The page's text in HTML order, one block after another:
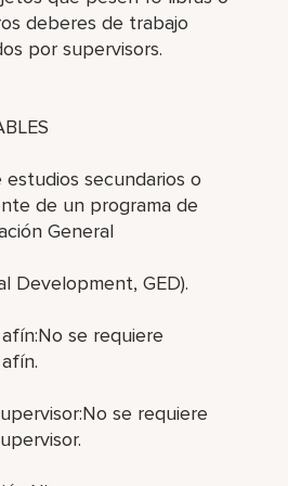
deberes de trabajo
por supervisors.
estudios secundarios o
de un programa de
General
Development, GED).
se requiere
se requiere